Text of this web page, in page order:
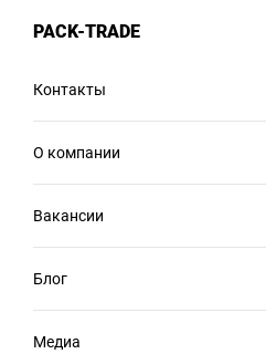
PACK-TRADE
Контакты
О компании
Вакансии
Блог
Медиа